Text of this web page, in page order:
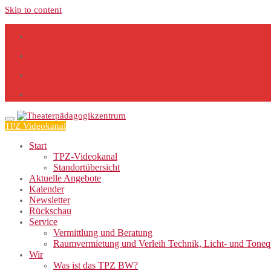
Skip to content
TPZ Videokanal
Start
TPZ-Videokanal
Standortübersicht
Aktuelle Angebote
Kalender
Newsletter
Rückschau
Service
Vermittlung und Beratung
Raumvermietung und Verleih Technik, Licht- und
Wir
Was ist das TPZ BW?